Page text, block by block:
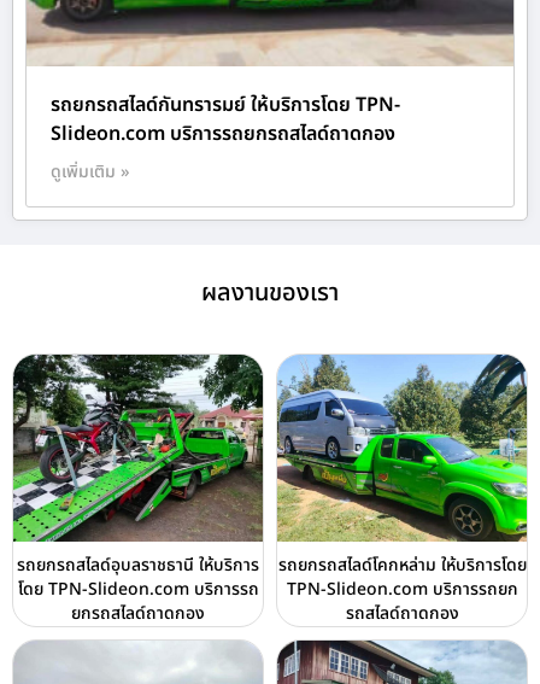
รถยกรถสไลด์กันทรารมย์ ให้บริการโดย TPN-
Slideon.com บริการรถยกรถสไลด์ถาดกอง
ดูเพิ่มเติม »
ผลงานของเรา
รถยกรถสไลด์อุบลราชธานี ให้บริการ
โดย TPN-Slideon.com บริการรถ
ยกรถสไลด์ถาดกอง
รถยกรถสไลด์โคกหล่าม ให้บริการโดย
TPN-Slideon.com บริการรถยก
รถสไลด์ถาดกอง